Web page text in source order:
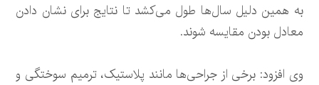
به همین دلیل سال‌ها طول می‌کشد تا نتایج برای نشان دادن
معادل بودن مقایسه شوند.
وی افزود: برخی از جراحی‌ها مانند پلاستیک، ترمیم سوختگی و